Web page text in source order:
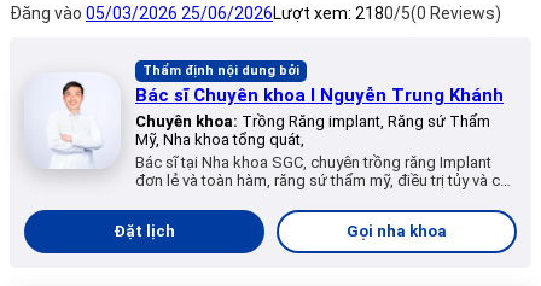
Đăng vào 05/03/2026 25/06/2026Lượt xem: 2180/5(0 Reviews)
Thẩm định nội dung bởi
Bác sĩ Chuyên khoa I Nguyễn Trung Khánh
Chuyên khoa: Trồng Răng implant, Răng sứ Thẩm
Mỹ, Nha khoa tổng quát,
Bác sĩ tại Nha khoa SGC, chuyên trồng răng Implant
đơn lẻ và toàn hàm, răng sứ thẩm mỹ, điều trị tủy và các
Đặt lịch
Gọi nha khoa